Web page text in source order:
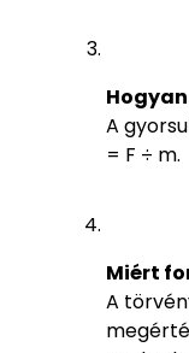
A
= F ÷ m.
Miért
A